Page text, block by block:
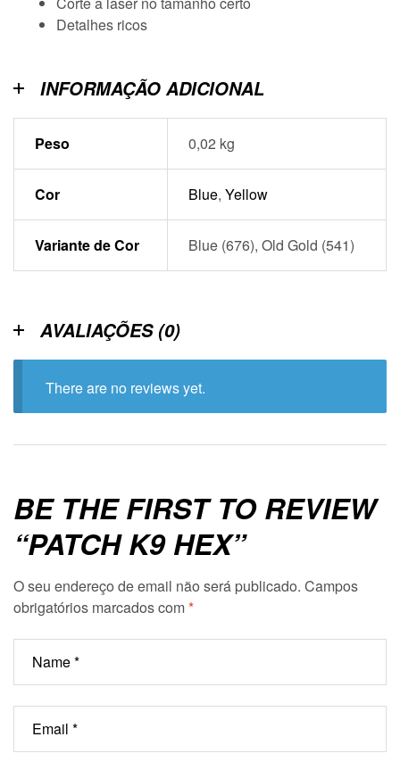
Detalhes ricos
INFORMAÇÃO ADICIONAL
Peso 0,02 kg
Cor Blue, Yellow
Variante de Cor Blue (676), Old Gold (541)
AVALIAÇÕES (0)
There are no reviews yet.
BE THE FIRST TO REVIEW
“PATCH K9 HEX”
O seu endereço de email não será publicado. Campos
obrigatórios marcados com*